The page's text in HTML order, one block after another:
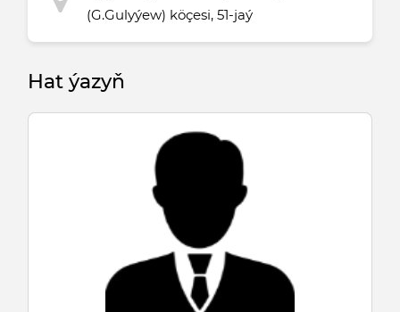
(G.Gulyýew) köçesi, 51-jaý
Hat ýazyň